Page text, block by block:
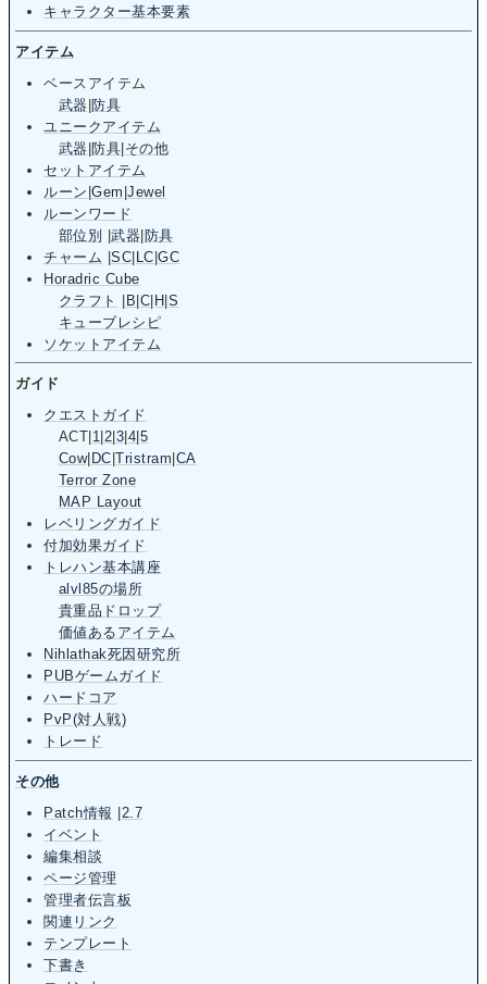
キャラクター基本要素
アイテム
ベースアイテム
武器 |防具
ユニークアイテム
武器 |防具|その他
セットアイテム
ルーン |Gem |Jewel
ルーンワード
部位別 |武器|防具
チャーム |SC|LC|GC
Horadric Cube
クラフト |B|C|H|S
キューブレシピ
ソケットアイテム
ガイド
クエストガイド
ACT 1 2 3 4 5
Cow| DC |Tristram CA
Terror Zone
MAP Layout
レベリングガイド
付加効果ガイド
トレハン基本講座
alvl85の場所
貴重品ドロップ
価値あるアイテム
Nihlathak死因研究所
PUBゲームガイド
ハードコア
PvP(対人戦)
トレード
その他
Patch情報
2.7
イベント
編集相談
ページ管理
管理者伝言板
関連リンク
テンプレート
下書き